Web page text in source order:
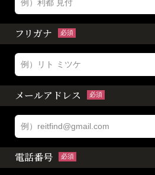
フリガナ 必須
メールアドレス 必須
電話番号 必須